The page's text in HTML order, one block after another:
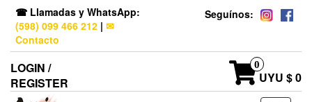
☎ Llamadas y WhatsApp:
(598) 099 466 212 | ✉
Contacto
Seguínos:
LOGIN /
REGISTER
0
UYU $ 0